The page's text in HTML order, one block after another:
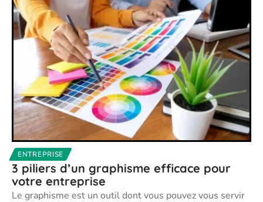
ENTREPRISE
3 piliers d’un graphisme efficace pour
votre entreprise
Le graphisme est un outil dont vous pouvez vous servir